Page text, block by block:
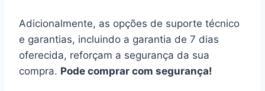
Adicionalmente, as opções de suporte técnico
e garantias, incluindo a garantia de 7 dias
oferecida, reforçam a segurança da sua
compra. Pode comprar com segurança!